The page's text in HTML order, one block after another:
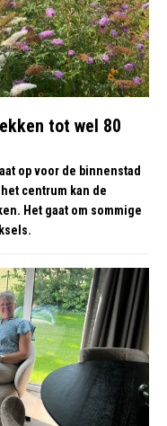
tot wel 80
op voor de binnenstad
centrum kan de
Het gaat om sommige